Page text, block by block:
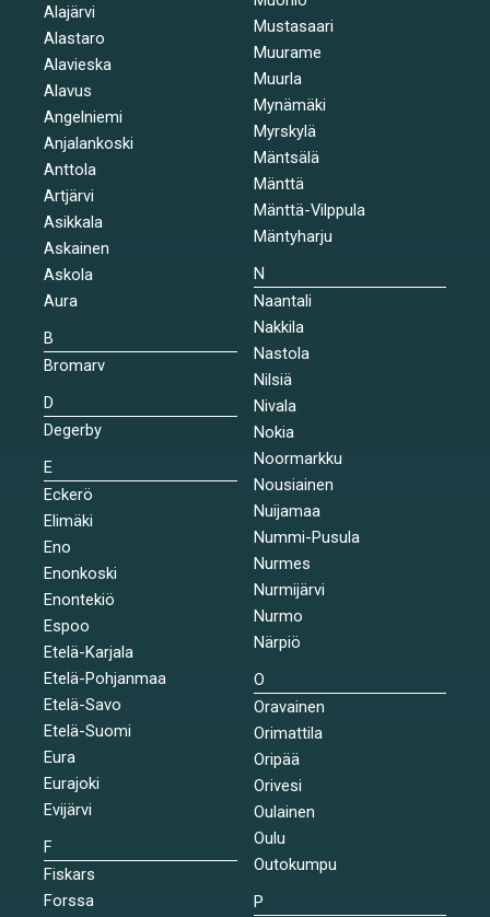
Alajärvi
Alastaro
Alavieska
Alavus
Angelniemi
Anjalankoski
Anttola
Artjärvi
Asikkala
Askainen
Askola
Aura
B
Bromarv
D
Degerby
E
Eckerö
Elimäki
Eno
Enonkoski
Enontekiö
Espoo
Etelä-Karjala
Etelä-Pohjanmaa
Etelä-Savo
Etelä-Suomi
Eura
Eurajoki
Evijärvi
F
Fiskars
Forssa
Mustasaari
Muurame
Muurla
Mynämäki
Myrskylä
Mäntsälä
Mänttä
Mänttä-Vilppula
Mäntyharju
N
Naantali
Nakkila
Nastola
Nilsiä
Nivala
Nokia
Noormarkku
Nousiainen
Nuijamaa
Nummi-Pusula
Nurmes
Nurmijärvi
Nurmo
Närpiö
O
Oravainen
Orimattila
Oripää
Orivesi
Oulainen
Oulu
Outokumpu
P